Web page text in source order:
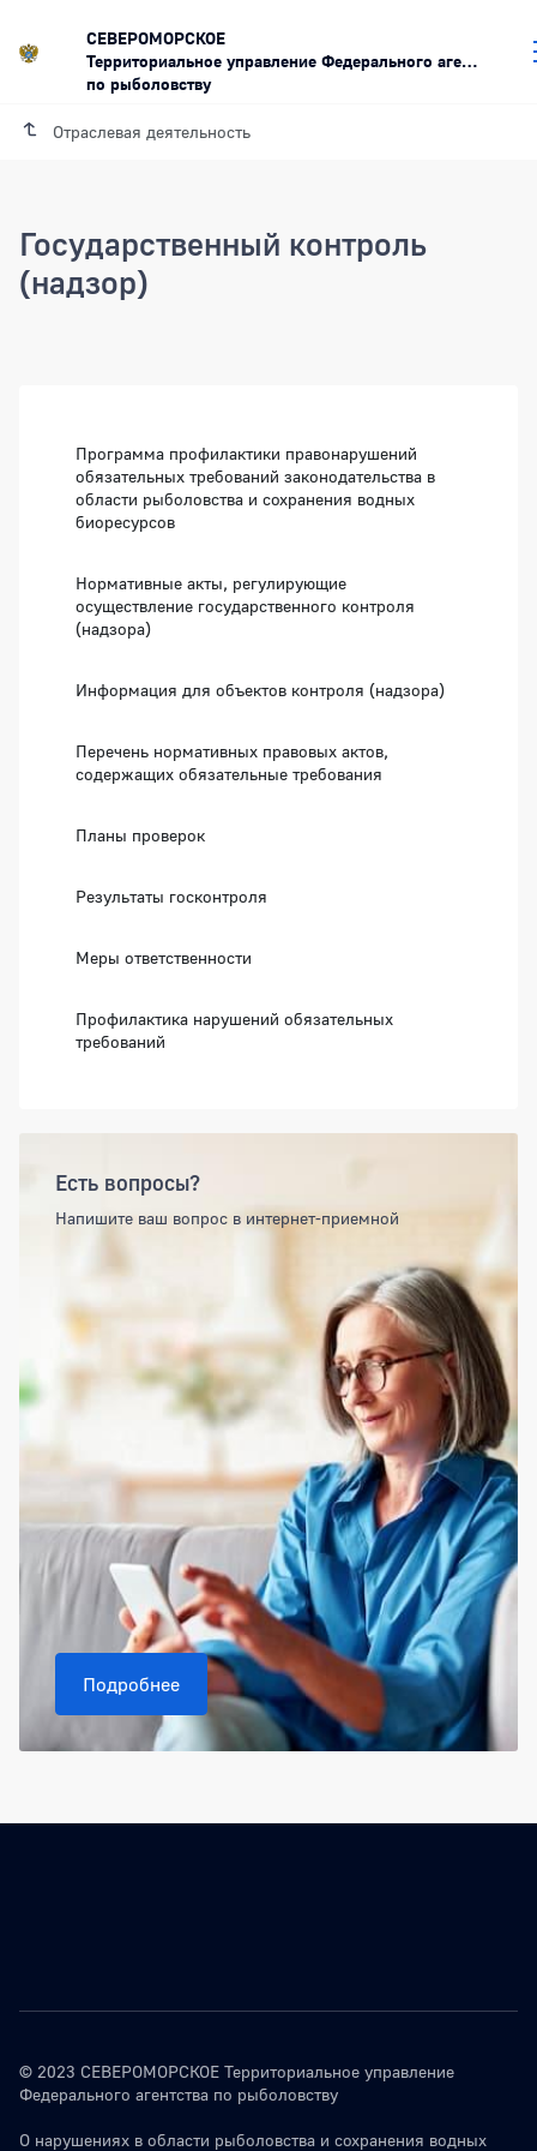
СЕВЕРОМОРСКОЕ
Территориальное управление Федерального агентства
по рыболовству
Отраслевая деятельность
Государственный контроль
(надзор)
Программа профилактики правонарушений
обязательных требований законодательства в
области рыболовства и сохранения водных
биоресурсов
Нормативные акты, регулирующие
осуществление государственного контроля
(надзора)
Информация для объектов контроля (надзора)
Перечень нормативных правовых актов,
содержащих обязательные требования
Планы проверок
Результаты госконтроля
Меры ответственности
Профилактика нарушений обязательных
требований
Есть вопросы?
Напишите ваш вопрос в интернет-приемной
Подробнее
© 2023 СЕВЕРОМОРСКОЕ Территориальное управление
Федерального агентства по рыболовству
О нарушениях в области рыболовства и сохранения водных